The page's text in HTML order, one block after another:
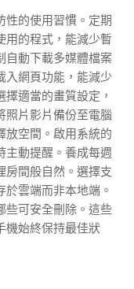
性的使用習慣。定期
用的程式，能減少暫
自動下載多媒體檔案
入網頁功能，能減少
適當的畫質設定，
照片影片備份至電腦
放空間。啟用系統的
主動提醒。養成每週
房間般自然。選擇支
雲端而非本地端。
些可安全刪除。這些
機始終保持最佳狀